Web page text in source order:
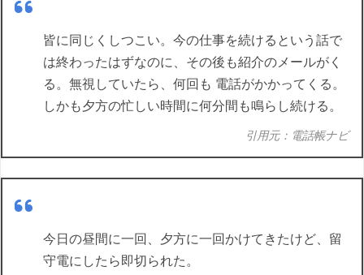
皆に同じくしつこい。今の仕事を続けるという話で
は終わったはずなのに、その後も紹介のメールがく
る。無視していたら、何回も 電話がかかってくる。
しかも夕方の忙しい時間に何分間も鳴らし続ける。
引用元：電話帳ナビ
今日の昼間に一回、夕方に一回かけてきたけど、留
守電にしたら即切られた。